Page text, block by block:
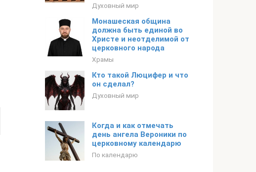
Духовный мир
Монашеская община
должна быть единой во
Христе и неотделимой от
церковного народа
Храмы
Кто такой Люцифер и что
он сделал?
Духовный мир
Когда и как отмечать
день ангела Вероники по
церковному календарю
По календарю